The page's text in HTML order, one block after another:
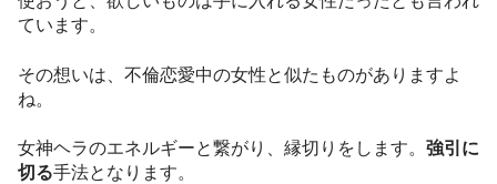
ています。
その想いは、不倫恋愛中の女性と似たものがありますよ
ね。
女神ヘラのエネルギーと繋がり、縁切りをします。 強引に
切る手法となります。